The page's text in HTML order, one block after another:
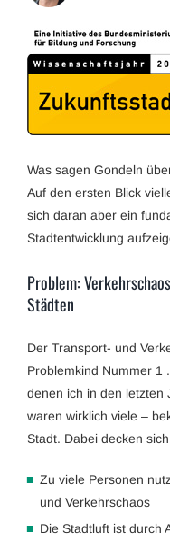
Was sagen Gondeln
Auf den ersten Blick
sich daran aber ein
Stadtentwicklung
Problem:
Städten
Der Transport- und
Problemkind Nummer 1
denen ich in den letzten
waren wirklich viele –
Stadt. Dabei decken
Zu viele Personen
und Verkehrschaos
Die Stadtluft ist durch